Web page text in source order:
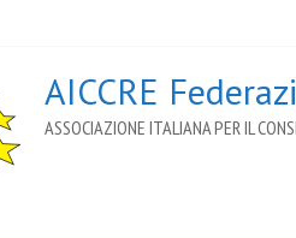
AICCRE
ASSOCIAZIONE ITALIANA PER IL